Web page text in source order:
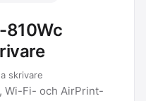
810Wc
skrivare
Wi-Fi- och AirPrint-